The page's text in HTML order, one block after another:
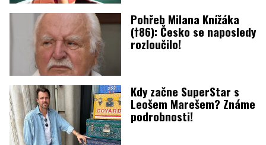
Pohřeb Milana Knížáka
(†86): Česko se naposledy
rozloučilo!
Kdy začne SuperStar s
Leošem Marešem? Známe
podrobnosti!